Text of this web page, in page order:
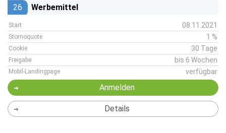
26 Werbemittel
Start 08.11.2021
Stornoquote 1 %
Cookie 30 Tage
Freigabe bis 6 Wochen
Mobil-Landingpage verfügbar
Anmelden
Details